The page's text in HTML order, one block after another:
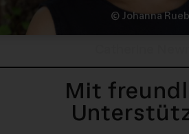
© Johanna
Mit